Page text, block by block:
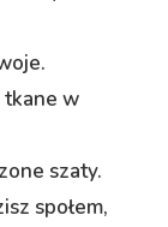
tkane w
szaty.
społem,